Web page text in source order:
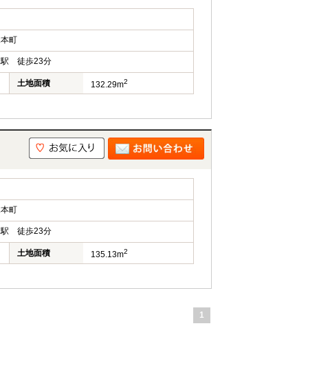
町
駅 徒歩23分
土地面積 132.29m2
町
駅 徒歩23分
土地面積 135.13m2
1